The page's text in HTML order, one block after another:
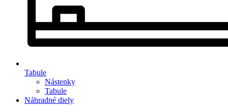
Tabule
Nástenky
Tabule
Náhradné diely